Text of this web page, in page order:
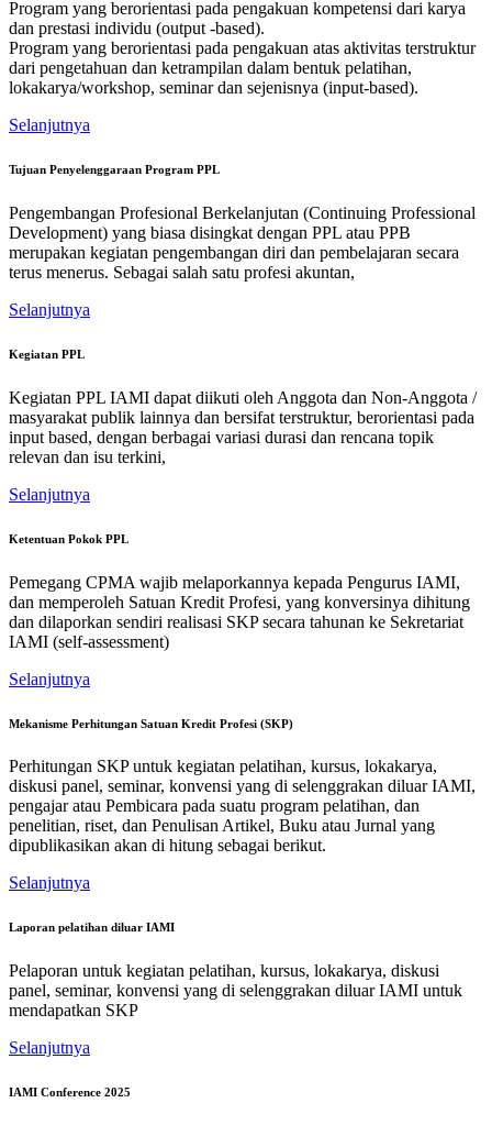
Program yang berorientasi pada pengakuan kompetensi dari karya
dan prestasi individu (output -based).
Program yang berorientasi pada pengakuan atas aktivitas terstruktur
dari pengetahuan dan ketrampilan dalam bentuk pelatihan,
lokakarya/workshop, seminar dan sejenisnya (input-based).
Selanjutnya
Tujuan Penyelenggaraan Program PPL
Pengembangan Profesional Berkelanjutan (Continuing Professional
Development) yang biasa disingkat dengan PPL atau PPB
merupakan kegiatan pengembangan diri dan pembelajaran secara
terus menerus. Sebagai salah satu profesi akuntan,
Selanjutnya
Kegiatan PPL
Kegiatan PPL IAMI dapat diikuti oleh Anggota dan Non-Anggota /
masyarakat publik lainnya dan bersifat terstruktur, berorientasi pada
input based, dengan berbagai variasi durasi dan rencana topik
relevan dan isu terkini,
Selanjutnya
Ketentuan Pokok PPL
Pemegang CPMA wajib melaporkannya kepada Pengurus IAMI,
dan memperoleh Satuan Kredit Profesi, yang konversinya dihitung
dan dilaporkan sendiri realisasi SKP secara tahunan ke Sekretariat
IAMI (self-assessment)
Selanjutnya
Mekanisme Perhitungan Satuan Kredit Profesi (SKP)
Perhitungan SKP untuk kegiatan pelatihan, kursus, lokakarya,
diskusi panel, seminar, konvensi yang di selenggrakan diluar IAMI,
pengajar atau Pembicara pada suatu program pelatihan, dan
penelitian, riset, dan Penulisan Artikel, Buku atau Jurnal yang
dipublikasikan akan di hitung sebagai berikut.
Selanjutnya
Laporan pelatihan diluar IAMI
Pelaporan untuk kegiatan pelatihan, kursus, lokakarya, diskusi
panel, seminar, konvensi yang di selenggrakan diluar IAMI untuk
mendapatkan SKP
Selanjutnya
IAMI Conference 2025